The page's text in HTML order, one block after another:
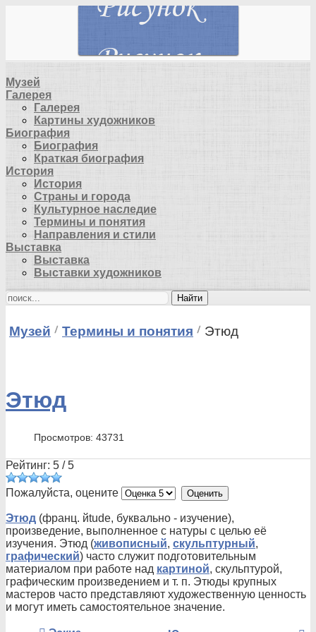
Музей
Галерея
Галерея
Картины художников
Биография
Биография
Краткая биография
История
История
Страны и города
Культурное наследие
Термины и понятия
Направления и стили
Выставка
Выставка
Выставки художников
Найти
Музей Термины и понятия Этюд
Этюд
Просмотров: 43731
Рейтинг: 5 /5
Пожалуйста, оцените
Этюд (франц. йtude, буквально - изучение),
произведение, выполненное с натуры с целью её
изучения. Этюд (живописный, скульптурный,
графический) часто служит подготовительным
материалом при работе над картиной, скульптурой,
графическим произведением и т. п. Этюды крупных
мастеров часто представляют художественную ценность
и могут иметь самостоятельное значение.